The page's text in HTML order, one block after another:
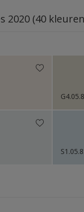
Sikkens
Sikkens
Sikkens
Sikkens
2020 (40